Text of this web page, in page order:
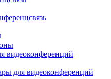
видеоконференций
для видеоконференций